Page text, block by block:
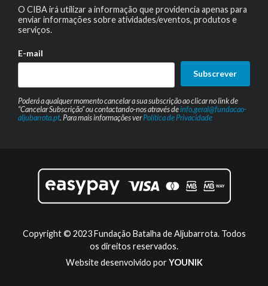
O CIBA irá utilizar a informação que providencia apenas para
enviar informações sobre atividades/eventos, produtos e
serviços.
E-mail
Subscrever
Poderá a qualquer momento cancelar a sua subscrição ao clicar no link de
“Cancelar Subscrição” ou contactando-nos através deinfo.geral@fundacao-
aljubarrota.pt. Para mais informações verPolítica de Privacidade
Copyright © 2023 Fundação Batalha de Aljubarrota. Todos
os direitos reservados.
Website desenvolvido porYOUNIK